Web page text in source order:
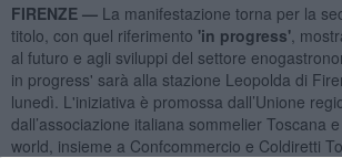
FIRENZE — La manifestazione torna per la
titolo, con quel riferimento 'in progress',
al futuro e agli sviluppi del settore
in progress' sarà alla stazione Leopolda di
lunedì. L'iniziativa è promossa dall’Unione
dall’associazione italiana sommelier Toscana
world, insieme a Confcommercio e Coldiretti